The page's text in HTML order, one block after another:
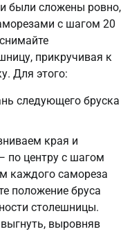
были сложены ровно,
с шагом 20
прикручивая к
Для этого:
следующего бруска
края и
по центру с шагом
каждого самореза
положение бруса
столешницы.
выровняв